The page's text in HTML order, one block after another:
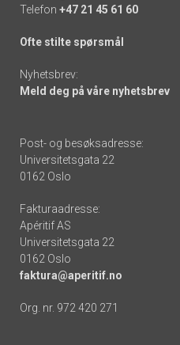
Telefon +47 21 45 61 60
Ofte stilte spørsmål
Nyhetsbrev:
Meld deg på våre nyhetsbrev
Post- og besøksadresse:
Universitetsgata 22
0162 Oslo
Fakturaadresse:
Apéritif AS
Universitetsgata 22
0162 Oslo
faktura@aperitif.no
Org. nr. 972 420 271